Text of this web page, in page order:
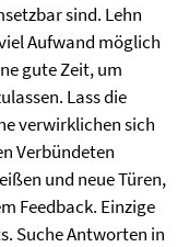
sind. Lehn
Aufwand möglich
gute Zeit, um
Lass die
verwirklichen sich
Verbündeten
und neue Türen,
Feedback. Einzige
Suche Antworten in